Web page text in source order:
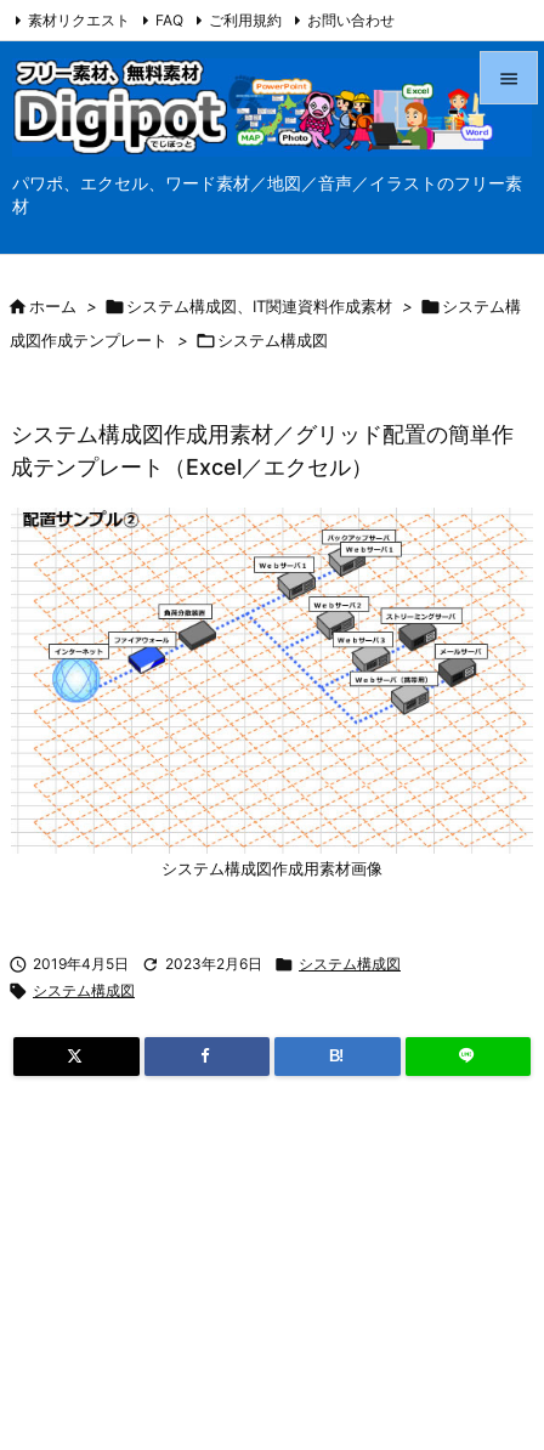
パワポ、エクセル、ワード素材／地図／音声／イラストのフリー素
材




素材リクエスト FAQ ご利用規約 お問い合わせ
当サイト（Digipot.net）について
ホーム > システム構成図、IT関連資料作成素材 > システム構
成図作成テンプレート
> システム構成図
システム構成図作成用素材／グリッド配置の簡単作
成テンプレート（Excel／エクセル）
システム構成図作成用素材画像
 2019年4月5日  2023年2月6日  システム構成図
 システム構成図
B!